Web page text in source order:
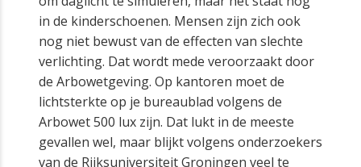
in de kinderschoenen. Mensen zijn zich ook
nog niet bewust van de effecten van slechte
verlichting. Dat wordt mede veroorzaakt door
de Arbowetgeving. Op kantoren moet de
lichtsterkte op je bureaublad volgens de
Arbowet 500 lux zijn. Dat lukt in de meeste
gevallen wel, maar blijkt volgens onderzoekers
van de Rijksuniversiteit Groningen veel te